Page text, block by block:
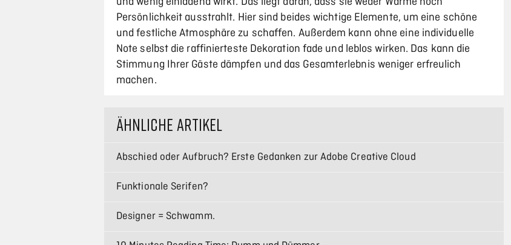
Persönlichkeit ausstrahlt. Hier sind beides wichtige Elemente, um eine schöne
und festliche Atmosphäre zu schaffen. Außerdem kann ohne eine individuelle
Note selbst die raffinierteste Dekoration fade und leblos wirken. Das kann die
Stimmung Ihrer Gäste dämpfen und das Gesamterlebnis weniger erfreulich
machen.
ÄHNLICHE ARTIKEL
Abschied oder Aufbruch? Erste Gedanken zur Adobe Creative Cloud
Funktionale Serifen?
Designer = Schwamm.